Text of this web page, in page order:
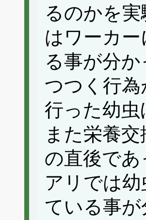
るのかを
はワーカ
る事が分
つつく行
行った幼
また栄養
の直後で
アリでは
ている事